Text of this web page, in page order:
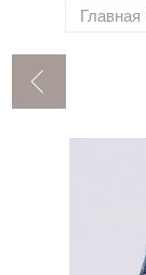
Главная